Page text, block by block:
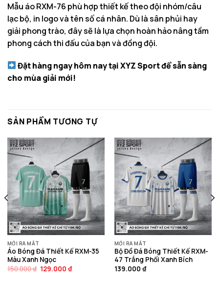
Mẫu áo RXM-76 phù hợp thiết kế theo đội nhóm/câu
lạc bộ, in logo và tên số cá nhân. Dù là sân phủi hay
giải phong trào, đây sẽ là lựa chọn hoàn hảo nâng tầm
phong cách thi đấu của bạn và đồng đội.
Đặt hàng ngay hôm nay tạiXYZ Sportđể sẵn sàng
cho mùa giải mới!
SẢN PHẨM TƯƠNG TỰ
MỚI RA MẮT
Áo Bóng Đá Thiết Kế RXM-35
Màu Xanh Ngọc
150.000₫ Giá
129.000 ₫Giá
MỚI RA MẮT
Bộ Đồ Đá Bóng Thiết Kế RXM-
47 Trắng Phối Xanh Bích
139.000 ₫